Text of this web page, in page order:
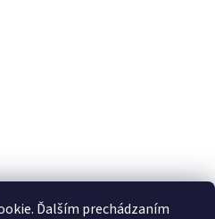
Ďalším prechádzaním